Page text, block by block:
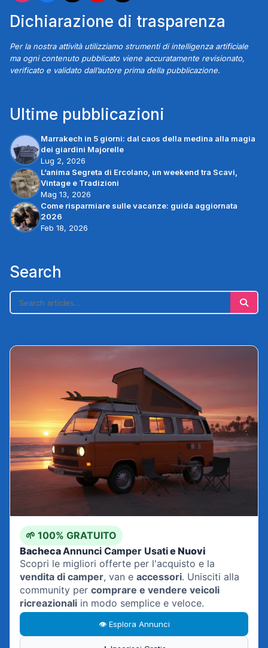
Dichiarazione di trasparenza
Per la nostra attività utilizziamo strumenti di intelligenza artificiale
ma ogni contenuto pubblicato viene accuratamente revisionato,
verificato e validato dall’autore prima della pubblicazione.
Ultime pubblicazioni
Marrakech in 5 giorni: dal caos della medina alla magia
dei giardini Majorelle
Lug 2, 2026
L’anima Segreta di Ercolano, un weekend tra Scavi,
Vintage e Tradizioni
Mag 13, 2026
Come risparmiare sulle vacanze: guida aggiornata
2026
Feb 18, 2026
Search
🌱 100% GRATUITO
BachecaAnnunci Camper Usatie Nuovi
Scopri le migliori offerte per l'acquisto e la
vendita di camper, van e accessori. Unisciti alla
community per comprare e vendere veicoli
ricreazionali in modo semplice e veloce.
👁️ Esplora Annunci